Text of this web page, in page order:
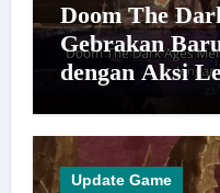
Doom The
Gebrakan
dengan Aksi
Update Game